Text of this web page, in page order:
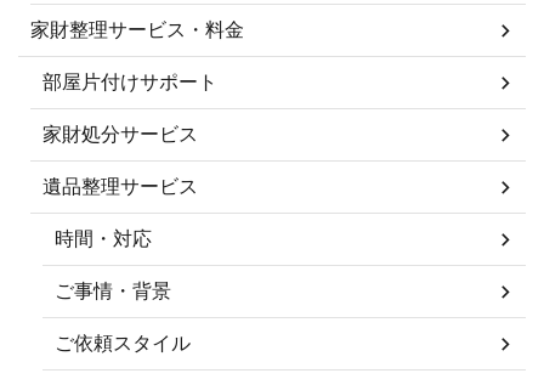
家財整理サービス・料金
部屋片付けサポート
家財処分サービス
遺品整理サービス
時間・対応
ご事情・背景
ご依頼スタイル